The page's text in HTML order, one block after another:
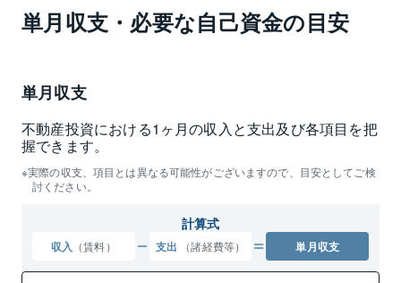
単月収支・必要な自己資金の目安
単月収支
不動産投資における1ヶ月の収入と支出及び各項目を把
握できます。
実際の収支、項目とは異なる可能性がございますので、目安としてご検
討ください。
計算式
収入 （賃料） 支出 （諸経費等） 単月収支